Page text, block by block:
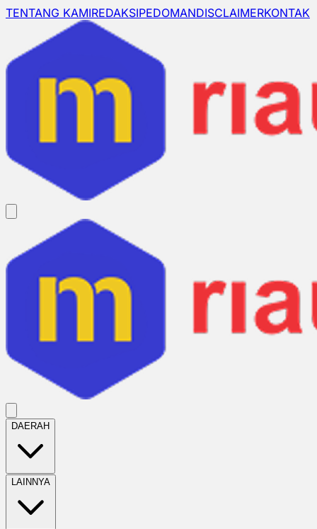
TENTANG KAMIREDAKSIPEDOMANDISCLAIMERKONTAK
DAERAH
LAINNYA